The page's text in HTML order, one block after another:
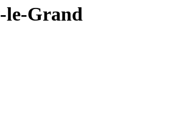
le-Grand